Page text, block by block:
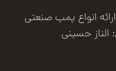
انواع پمپ صنعتی
حسینی